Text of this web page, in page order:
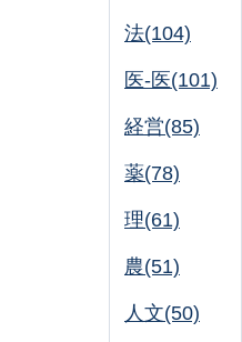
法(104)
医-医(101)
経営(85)
薬(78)
理(61)
農(51)
人文(50)